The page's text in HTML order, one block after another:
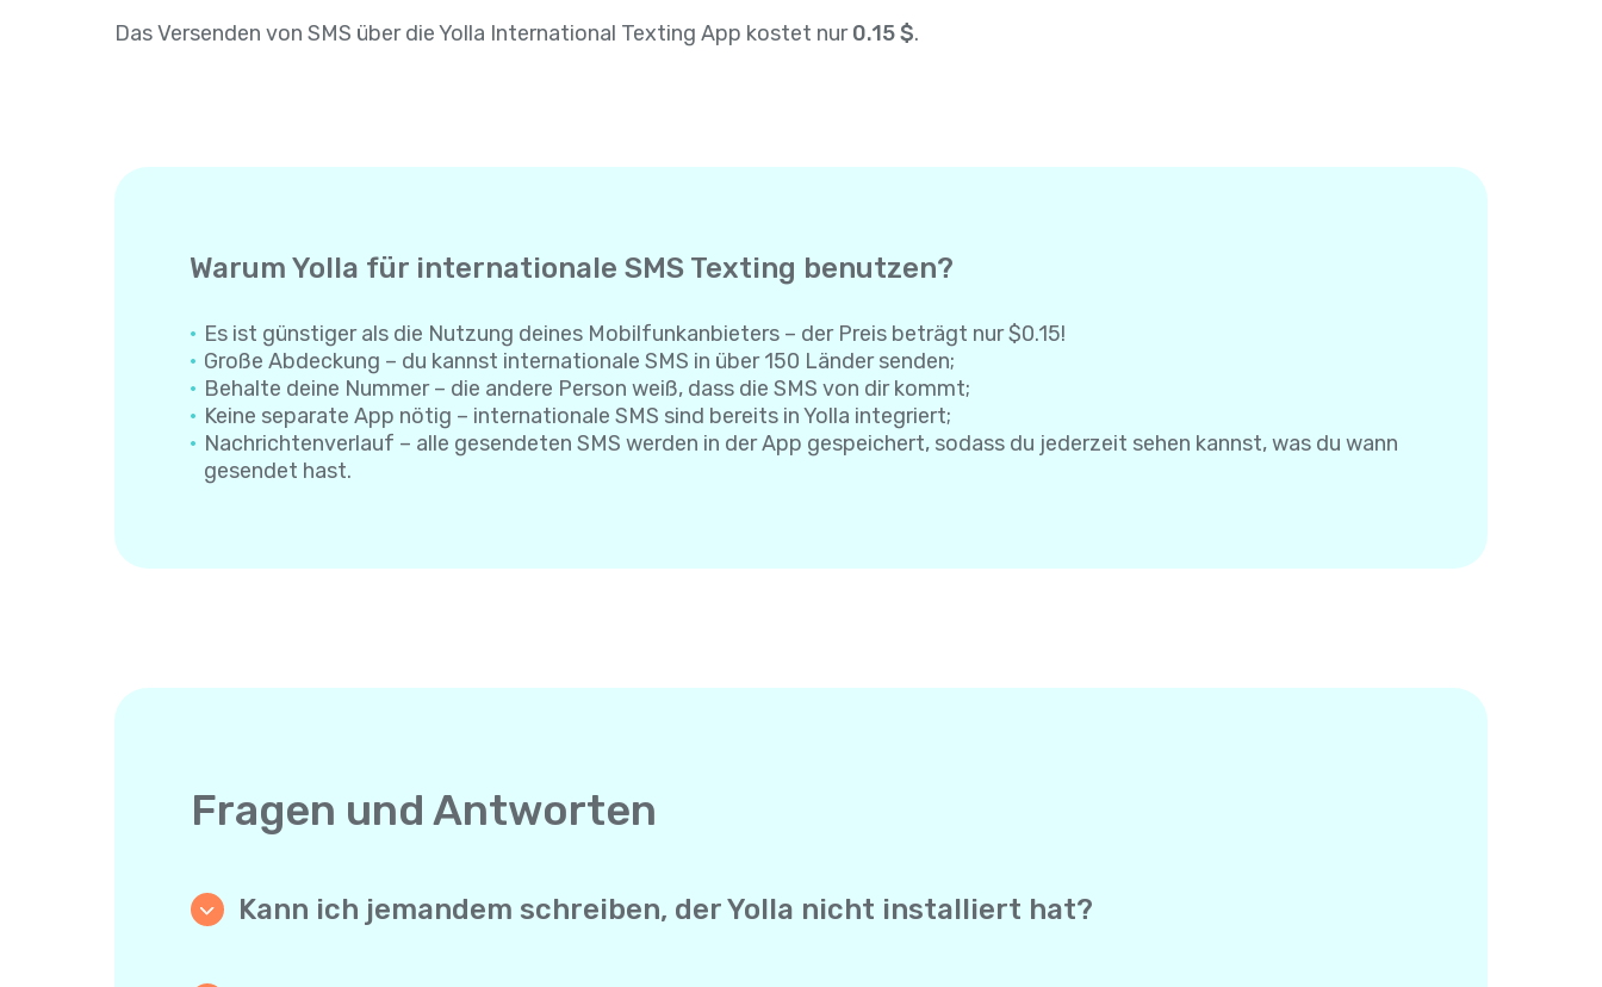
Das Versenden von SMS über die Yolla International Texting App kostet nur0.15 $.
Warum Yolla für internationale SMS Texting benutzen?
Es ist günstiger als die Nutzung deines Mobilfunkanbieters – der Preis beträgt nur $0.15!
Große Abdeckung – du kannst internationale SMS in über 150 Länder senden;
Behalte deine Nummer – die andere Person weiß, dass die SMS von dir kommt;
Keine separate App nötig – internationale SMS sind bereits in Yolla integriert;
Nachrichtenverlauf – alle gesendeten SMS werden in der App gespeichert, sodass du jederzeit sehen kannst, was du wann
gesendet hast.
Fragen und Antworten
Kann ich jemandem schreiben, der Yolla nicht installiert hat?